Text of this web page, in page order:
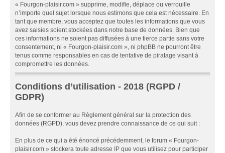
« Fourgon-plaisir.com » supprime, modifie, déplace ou verrouille
n’importe quel sujet lorsque nous estimons que cela est nécessaire. En
tant que membre, vous acceptez que toutes les informations que vous
avez saisies soient stockées dans notre base de données. Bien que
ces informations ne soient pas diffusées à une tierce partie sans votre
consentement, ni « Fourgon-plaisir.com », ni phpBB ne pourront être
tenus comme responsables en cas de tentative de piratage visant à
compromettre les données.
Conditions d’utilisation - 2018 (RGPD /
GDPR)
Afin de se conformer au Règlement général sur la protection des
données (RGPD), vous devez prendre connaissance de ce qui suit :
En plus de ce qui a été énoncé précédemment, le forum « Fourgon-
plaisir.com » stockera toute adresse IP que vous utilisez pour participer